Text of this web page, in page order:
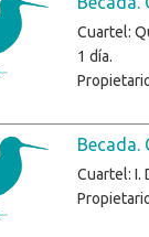
Cuartel:
1 día.
Becada.
Cuartel: I.